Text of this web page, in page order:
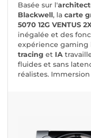
Basée sur l'
Blackwell, la carte
5070 12G VENTUS
inégalée et des
expérience gaming
tracing et IA
fluides et sans
réalistes.